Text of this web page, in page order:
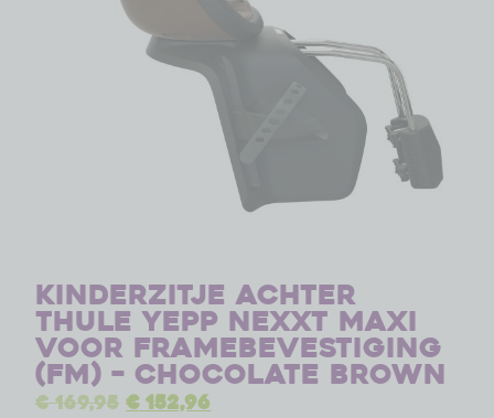
Kinderzitje achter
Thule Yepp Nexxt Maxi
voor framebevestiging
(FM) – chocolate brown
€169,95 €152,96